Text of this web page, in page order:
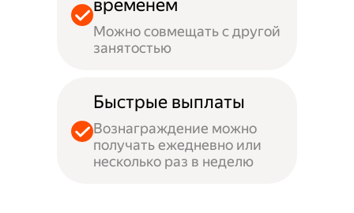
временем
Можно совмещать с другой
занятостью
Быстрые выплаты
Вознаграждение можно
получать ежедневно или
несколько раз в неделю